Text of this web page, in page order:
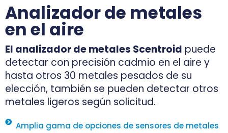
Analizador de metales
en el aire
El analizador de metales Scentroid puede
detectar con precisión cadmio en el aire y
hasta otros 30 metales pesados ​​de su
elección, también se pueden detectar otros
metales ligeros según solicitud.
Amplia gama de opciones de sensores de metales